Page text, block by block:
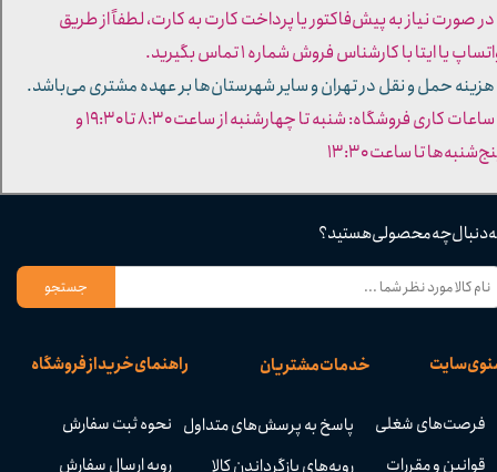
راهنمای خرید از فروشگاه
نحوه ثبت سفارش
رویه ارسال سفارش
خدمات مشتریان
پاسخ به پرسش‌های متداول
رویه‌های بازگرداندن کالا
سایت
فرصت‌های شغلی
قوانین و مقررات
دنبال چه محصولی هستید؟
جستجو
صورت نیاز به پیش‌فاکتور یا پرداخت کارت به کارت، لطفاً از طریق
یا ایتا با کارشناس فروش شماره ۱ تماس بگیرید.
حمل و نقل در تهران و سایر شهرستان‌ها بر عهده مشتری می‌باشد.
- ساعات کاری فروشگاه: شنبه تا چهارشنبه از ساعت ۸:۳۰ تا ۱۹:۳۰ و
تا ساعت ۱۳:۳۰​​​​​​​